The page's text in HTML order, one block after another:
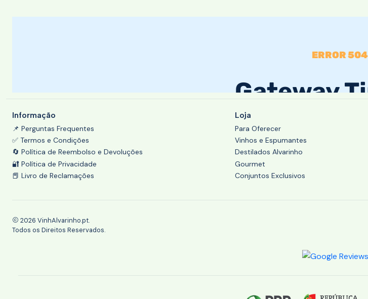
Informação
📌 Perguntas Frequentes
✅ Termos e Condições
🔄 Política de Reembolso e Devoluções
🔐 Política de Privacidade
📕 Livro de Reclamações
Loja
Para Oferecer
Vinhos e Espumantes
Destilados Alvarinho
Gourmet
Conjuntos Exclusivos
2026 VinhAlvarinho.pt.
Todos os Direitos Reservados.